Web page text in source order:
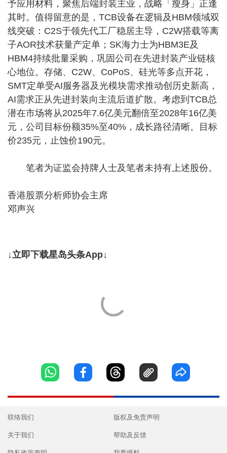
予应用材料，聚焦后端封装主业，战略「瘦身」正逢
其时。值得留意的是，TCB设备在逻辑及HBM领域双
线突破：C2S于领先代工厂稳居主导，C2W搭载等离
子AOR技术获量产定单；SK海力士为HBM3E及
HBM4持续批量采购，巩固公司在先进封装产业链核
心地位。存储、C2W、CoPoS、硅光等多点开花，
SMT定单受AI服务器及光模块需求推动创历史新高，
AI需求正从先进封装向主流后道扩散。考虑到TCB总
潜在市场将从2025年7.6亿美元翻倍至2028年16亿美
元，公司目标份额35%至40%，成长路径清晰。目标
价235元，止蚀价190元。
笔者为证监会持牌人士及笔者未持有上述股份。
香港股票分析师协会主席
邓声兴
↓立即下载星岛头条App↓
联络我们
关于我们
版权及免责声明
帮助及反馈